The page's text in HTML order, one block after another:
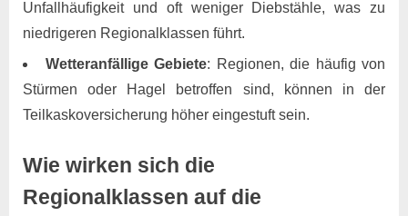
Unfallhäufigkeit und oft weniger Diebstähle, was zu
niedrigeren Regionalklassen führt.
Wetteranfällige Gebiete: Regionen, die häufig von
Stürmen oder Hagel betroffen sind, können in der
Teilkaskoversicherung höher eingestuft sein.
Wie wirken sich die
Regionalklassen auf die